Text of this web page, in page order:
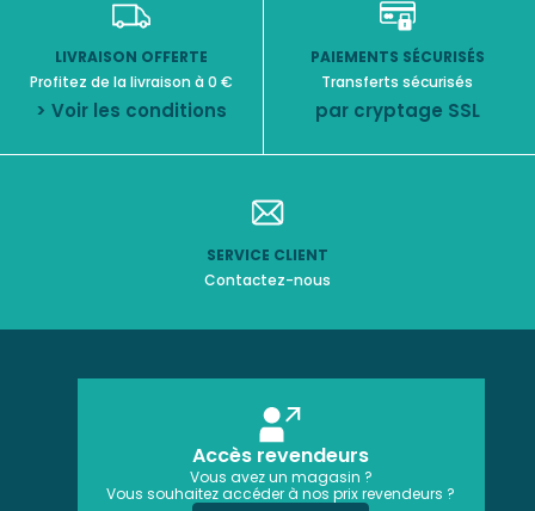
LIVRAISON OFFERTE
Profitez de la livraison à 0 €
> Voir les conditions
PAIEMENTS SÉCURISÉS
Transferts sécurisés
par cryptage SSL
SERVICE CLIENT
Contactez-nous
Accès revendeurs
Vous avez un magasin ?
Vous souhaitez accéder à nos prix revendeurs ?